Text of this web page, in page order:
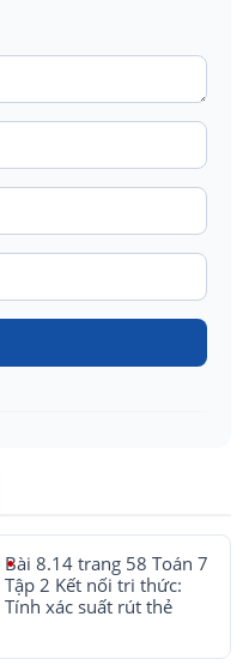
Bài 8.14 trang 58 Toán 7
Tập 2 Kết nối tri thức:
Tính xác suất rút thẻ